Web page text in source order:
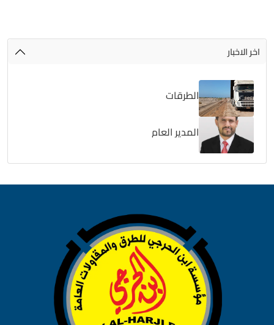
اخر الاخبار
الطرقات
المدير العام